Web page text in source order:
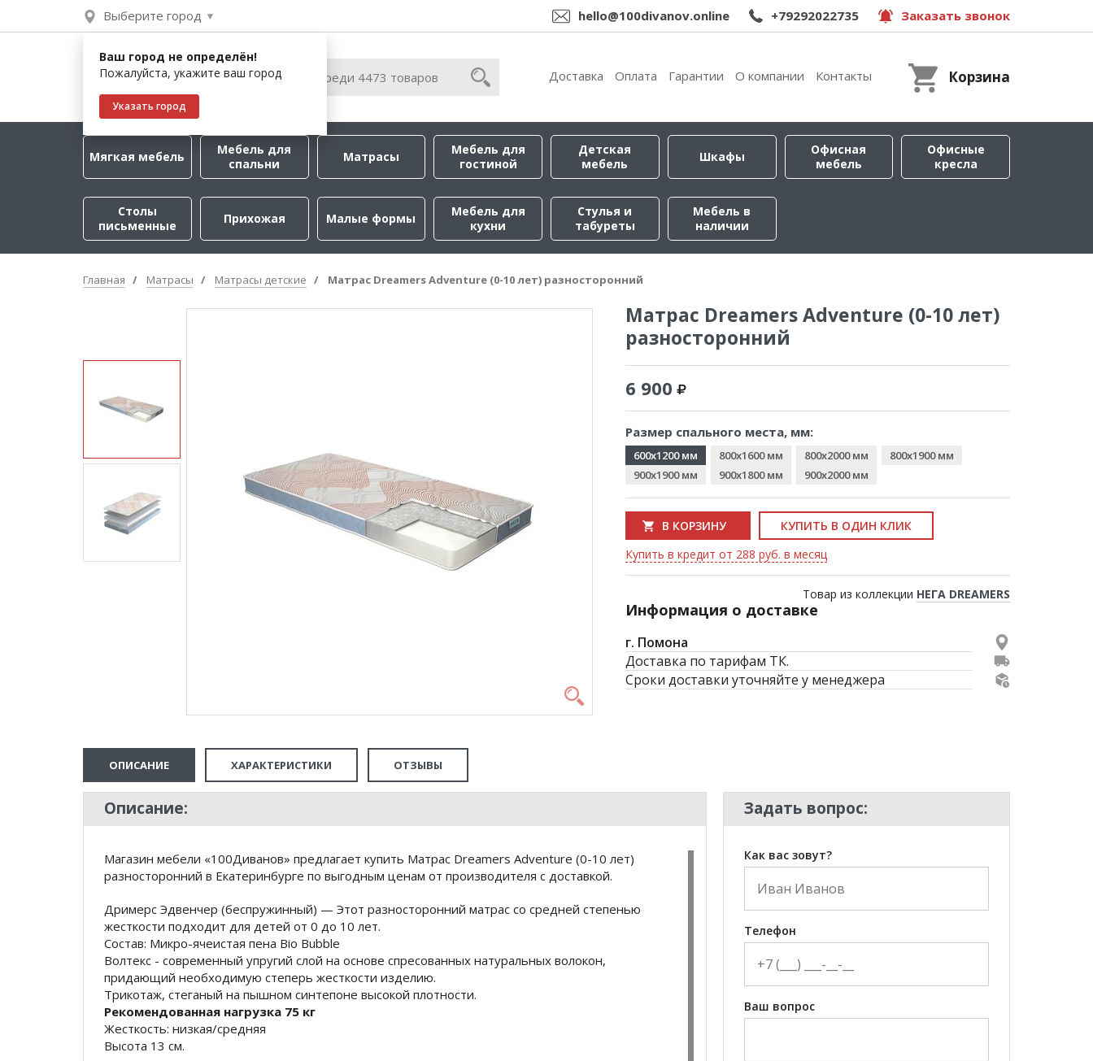
Выберите город
Ваш город не определён!
Пожалуйста, укажите ваш город
Указать город
hello@100divanov.online +79292022735 Заказать звонок
Доставка Оплата Гарантии О компании Контакты Корзина
Мягкая мебель
Мебель для
спальни
Матрасы
Мебель для
гостиной
Детская
мебель
Шкафы
Офисная
мебель
Офисные
кресла
Столы
письменные
Прихожая Малые формы
Мебель для
кухни
Стулья и
табуреты
Мебель в
наличии
Главная Матрасы Матрасы детские Матрас Dreamers Adventure (0-10 лет) разносторонний
Матрас Dreamers Adventure (0-10 лет)
разносторонний
6 900
Размер спального места, мм:
600x1200 мм 800x1600 мм 800x2000 мм
800x1900 мм
900x1900 мм
900x1800 мм 900x2000 мм
В КОРЗИНУ
КУПИТЬ В ОДИН КЛИК
Купить в кредит от 288 руб. в месяц
Товар из коллекции НЕГА DREAMERS
Информация о доставке
г. Помона
Доставка по тарифам ТК.
Сроки доставки уточняйте у менеджера
ОПИСАНИЕ ХАРАКТЕРИСТИКИ ОТЗЫВЫ
Описание:
Магазин мебели «100Диванов» предлагает купить Матрас Dreamers Adventure (0-10 лет)
разносторонний в Екатеринбурге по выгодным ценам от производителя с доставкой.
Дримерс Эдвенчер (беспружинный) — Этот разносторонний матрас со средней степенью
жесткости подходит для детей от 0 до 10 лет.
Состав: Микро-ячеистая пена Bio Bubble
Волтекс - современный упругий слой на основе спресованных натуральных волокон,
придающий необходимую степерь жесткости изделию.
Трикотаж, стеганый на пышном синтепоне высокой плотности.
Рекомендованная нагрузка 75 кг
Жесткость: низкая/средняя
Высота 13 см.
Задать вопрос:
Как вас зовут?
Телефон
Ваш вопрос